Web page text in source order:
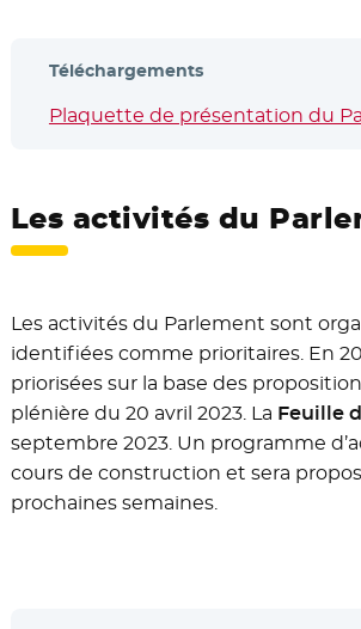
Téléchargements
Plaquette de présentation du
Les activités du
Les activités du Parlement sont
identifiées comme prioritaires. En
priorisées sur la base des
plénière du 20 avril 2023. La Feuille
septembre 2023. Un programme
cours de construction et sera
prochaines semaines.